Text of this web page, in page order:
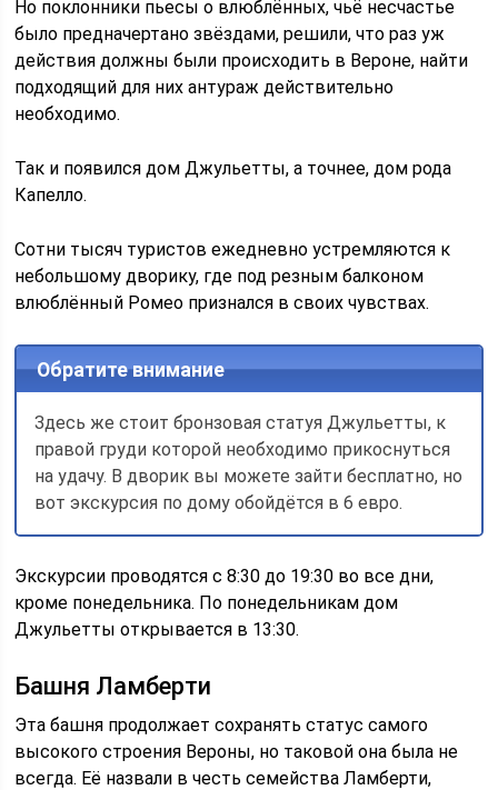
Но поклонники пьесы о влюблённых, чьё несчастье
было предначертано звёздами, решили, что раз уж
действия должны были происходить в Вероне, найти
подходящий для них антураж действительно
необходимо.
Так и появился дом Джульетты, а точнее, дом рода
Капелло.
Сотни тысяч туристов ежедневно устремляются к
небольшому дворику, где под резным балконом
влюблённый Ромео признался в своих чувствах.
Обратите внимание
Здесь же стоит бронзовая статуя Джульетты, к
правой груди которой необходимо прикоснуться
на удачу. В дворик вы можете зайти бесплатно, но
вот экскурсия по дому обойдётся в 6 евро.
Экскурсии проводятся с 8:30 до 19:30 во все дни,
кроме понедельника. По понедельникам дом
Джульетты открывается в 13:30.
Башня Ламберти
Эта башня продолжает сохранять статус самого
высокого строения Вероны, но таковой она была не
всегда. Её назвали в честь семейства Ламберти,